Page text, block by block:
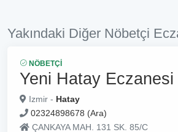
Yakındaki Diğer Nöbetçi
NÖBETÇI
Yeni Hatay Eczanesi
Izmir - Hatay
02324898678 (Ara)
ÇANKAYA MAH. 131 SK. 85/C